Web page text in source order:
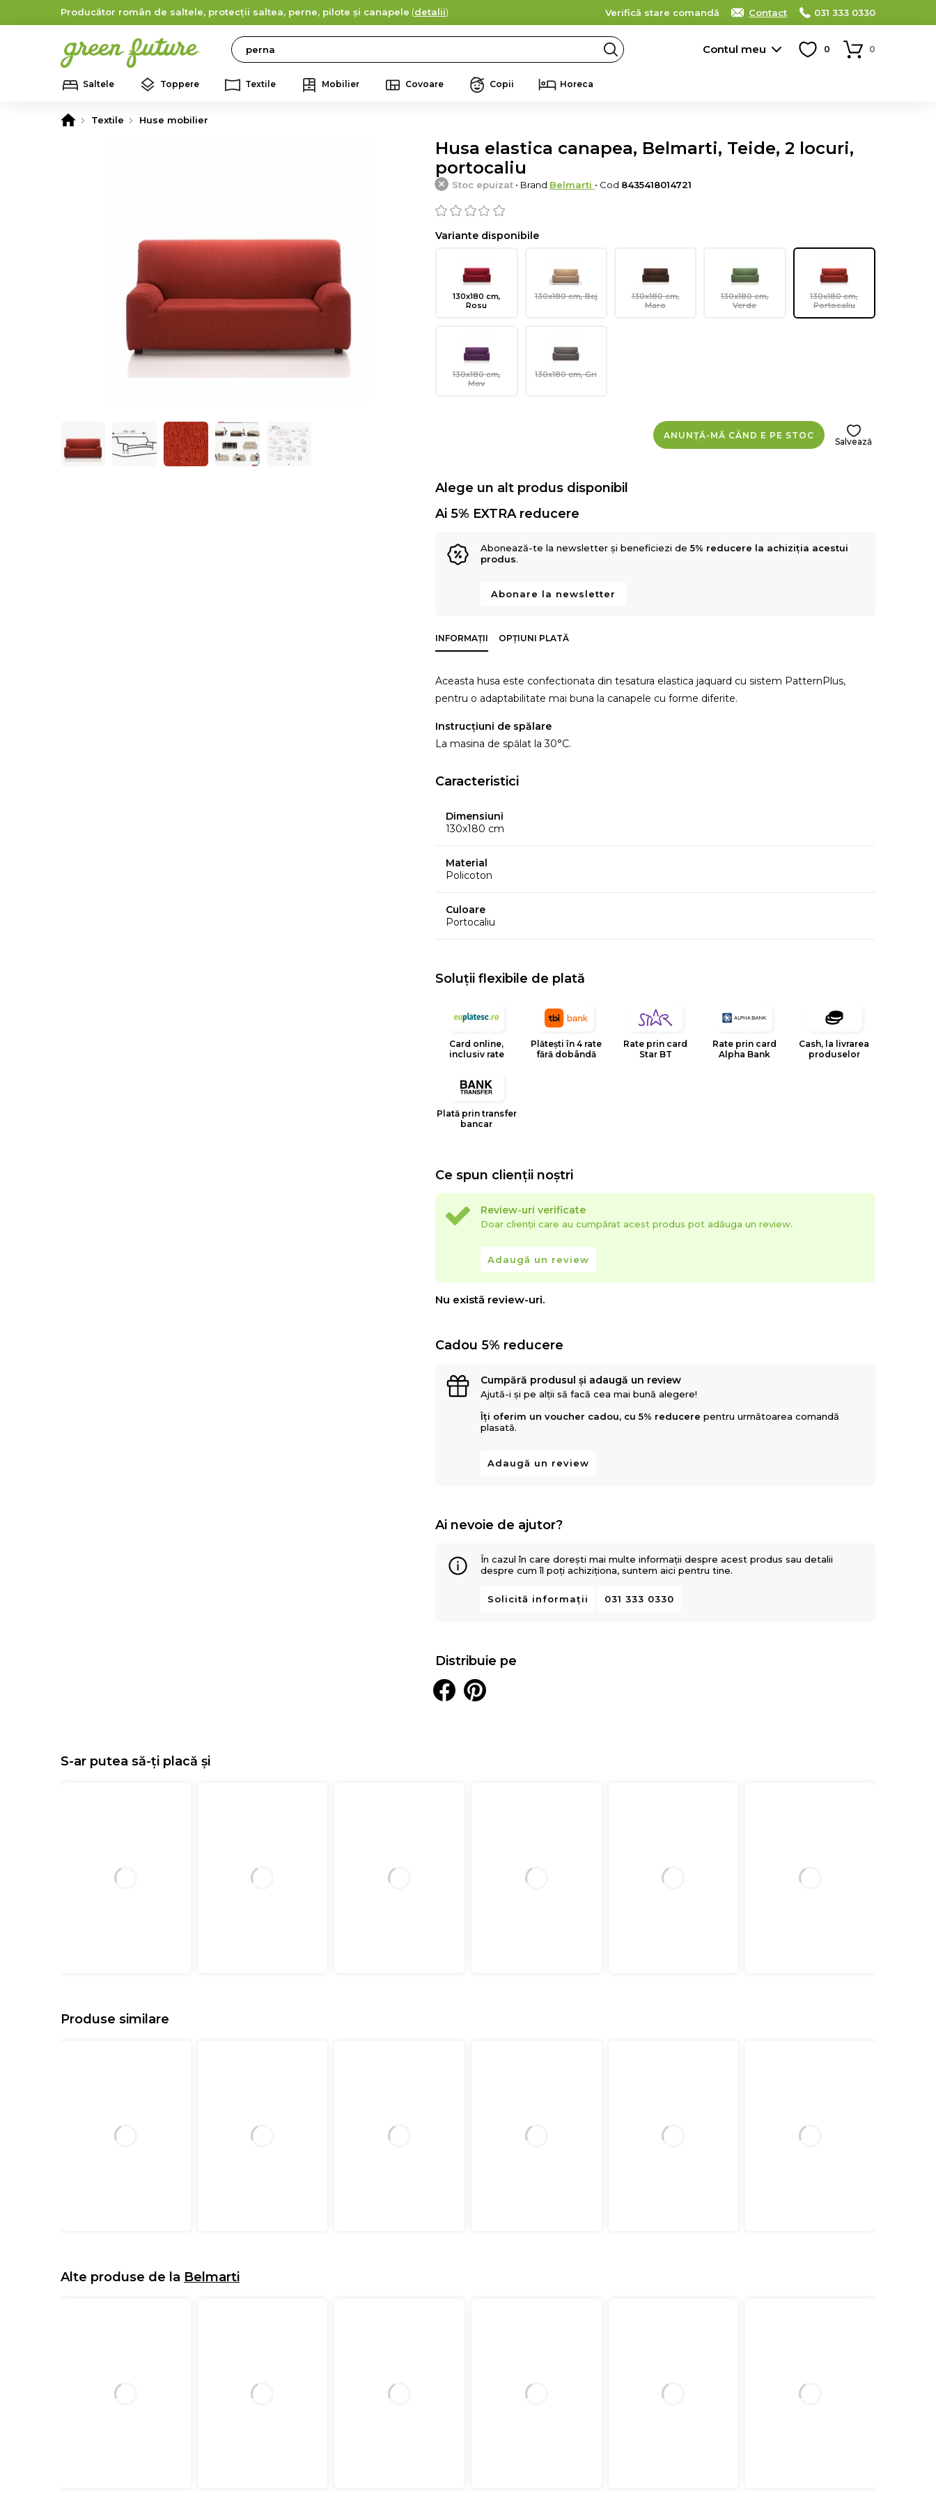
Producător român de saltele, protecții saltea, perne, pilote și canapele (detalii) Verifică stare comandă Contact 031 333 0330
Search Contul meu 0 0
Saltele Toppere Textile Mobilier Covoare Copii Horeca
Textile Huse mobilier
Husa elastica canapea, Belmarti, Teide, 2 locuri,
portocaliu
Stoc epuizat • Brand Belmarti • Cod 8435418014721
Variante disponibile
130x180 cm,
Rosu
130x180 cm, Bej
130x180 cm,
Maro
130x180 cm,
Verde
130x180 cm,
Portocaliu
130x180 cm,
Mov
130x180 cm, Gri
ANUNȚĂ-MĂ CÂND E PE STOC
Salvează
Alege un alt produs disponibil
Ai 5% EXTRA reducere
Abonează-te la newsletter și beneficiezi de5% reducere la achiziția acestui
produs.
Abonare la newsletter
INFORMAȚII OPȚIUNI PLATĂ
Aceasta husa este confectionata din tesatura elastica jaquard cu sistem PatternPlus,
pentru o adaptabilitate mai buna la canapele cu forme diferite.
Instrucțiuni de spălare
La masina de spălat la 30°C.
Caracteristici
Dimensiuni
130x180 cm
Material
Policoton
Culoare
Portocaliu
Soluții flexibile de plată
Card online,
inclusiv rate
Plătești în 4 rate
fără dobândă
Rate prin card
Star BT
Rate prin card
Alpha Bank
Cash, la livrarea
produselor
Plată prin transfer
bancar
Ce spun clienții noștri
Review-uri verificate
Doar clienții care au cumpărat acest produs pot adăuga un review.
Adaugă un review
Nu există review-uri.
Cadou 5% reducere
Cumpără produsul și adaugă un review
Ajută-i și pe alții să facă cea mai bună alegere!
Îți oferim un voucher cadou, cu 5% reducere pentru următoarea comandă
plasată.
Adaugă un review
Ai nevoie de ajutor?
În cazul în care dorești mai multe informații despre acest produs sau detalii
despre cum îl poți achiziționa, suntem aici pentru tine.
Solicită informații 031 333 0330
Distribuie pe
S-ar putea să-ți placă și
Produse similare
Alte produse de la Belmarti